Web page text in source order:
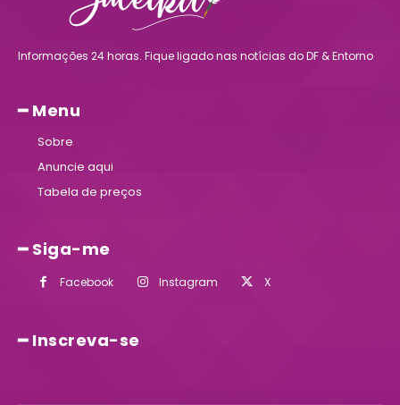
Informações 24 horas. Fique ligado nas notícias do DF & Entorno
━ Menu
Sobre
Anuncie aqui
Tabela de preços
━ Siga-me
Facebook Instagram X
━ Inscreva-se